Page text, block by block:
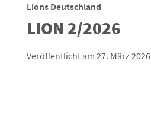
Lions Deutschland
LION 2/2026
Veröffentlicht am 27. März 2026